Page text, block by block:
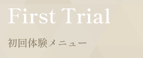
First Trial
初回体験メニュー